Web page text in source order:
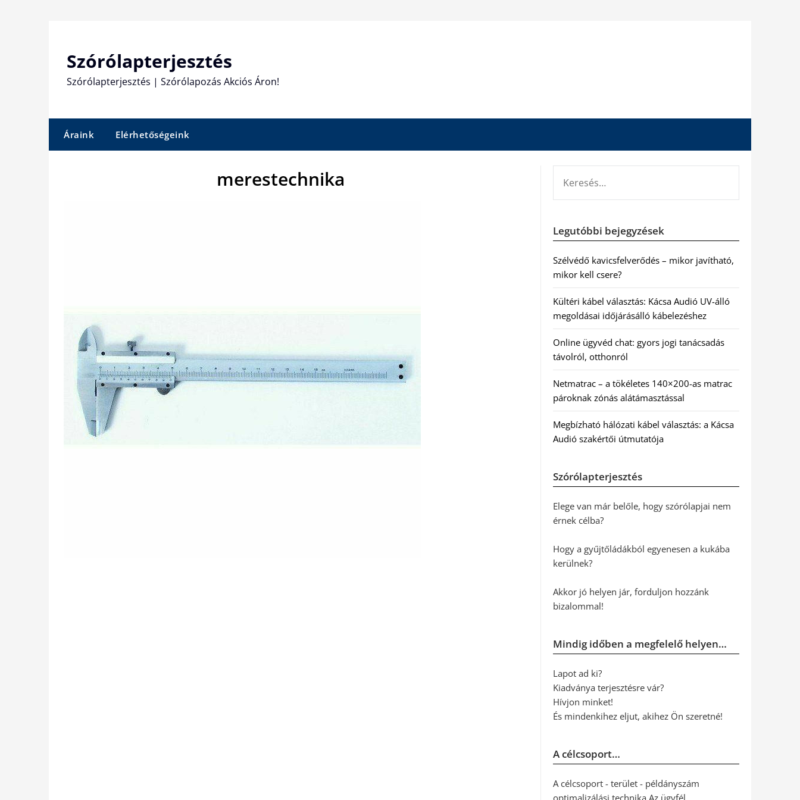
Szórólapterjesztés
Szórólapterjesztés | Szórólapozás Akciós Áron!
Áraink Elérhetőségeink
merestechnika
Legutóbbi bejegyzések
Szélvédő kavicsfelverődés – mikor javítható,
mikor kell csere?
Kültéri kábel választás: Kácsa Audió UV-álló
megoldásai időjárásálló kábelezéshez
Online ügyvéd chat: gyors jogi tanácsadás
távolról, otthonról
Netmatrac – a tökéletes 140×200-as matrac
pároknak zónás alátámasztással
Megbízható hálózati kábel választás: a Kácsa
Audió szakértői útmutatója
Szórólapterjesztés
Elege van már belőle, hogy szórólapjai nem
érnek célba?
Hogy a gyűjtőládákból egyenesen a kukába
kerülnek?
Akkor jó helyen jár, forduljon hozzánk
bizalommal!
Mindig időben a megfelelő helyen…
Lapot ad ki?
Kiadványa terjesztésre vár?
Hívjon minket!
És mindenkihez eljut, akihez Ön szeretné!
A célcsoport…
A célcsoport - terület - példányszám
optimalizálási technika Az ügyfél